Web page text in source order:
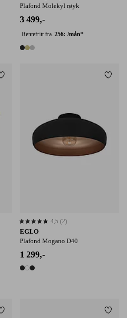
Plafond Molekyl røyk
3 499,-
Rentefritt fra. 256:-/mån*
3 farger
Legg til favoritter
EGLO
Plafond Mogano D40
1 299,-
3 farger
4,5 basert på 2 karaktergivninger
4,5 (2)
Legg til favoritter